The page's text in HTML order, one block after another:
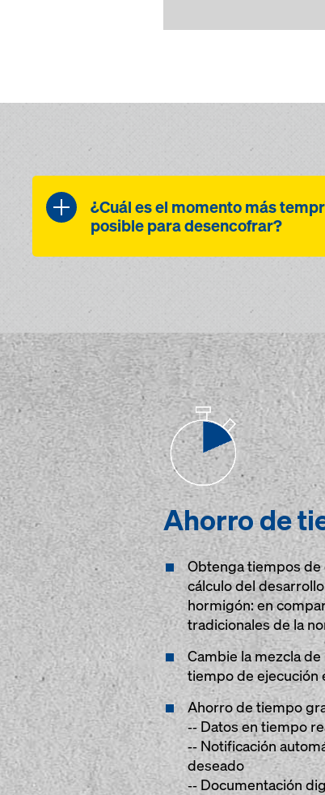
¿Cuál es el momento más
posible para desencofrar?
En cuanto se haya alcanzado el
tiempo real a través de SMS o del
correo electrónico. De este modo
podrá iniciar inmediatamente los
pasos de trabajo necesarios,
ahorrando tiempo y costos en su
obra.
Ahorro de
Obtenga tiempos de
cálculo del
hormigón: en
tradicionales de la
Cambie la mezcla
tiempo de ejecución
Ahorro de tiempo
‐‐ Datos en tiempo
‐‐ Notificación
deseado
‐‐ Documentación